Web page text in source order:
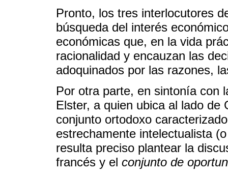
Pronto, los tres interlocutores
búsqueda del interés
económicas que, en la vida
racionalidad y encauzan las
adoquinados por las razones,
Por otra parte, en sintonía con
Elster, a quien ubica al lado
conjunto ortodoxo
estrechamente intelectualista
resulta preciso plantear la
francés y el conjunto de